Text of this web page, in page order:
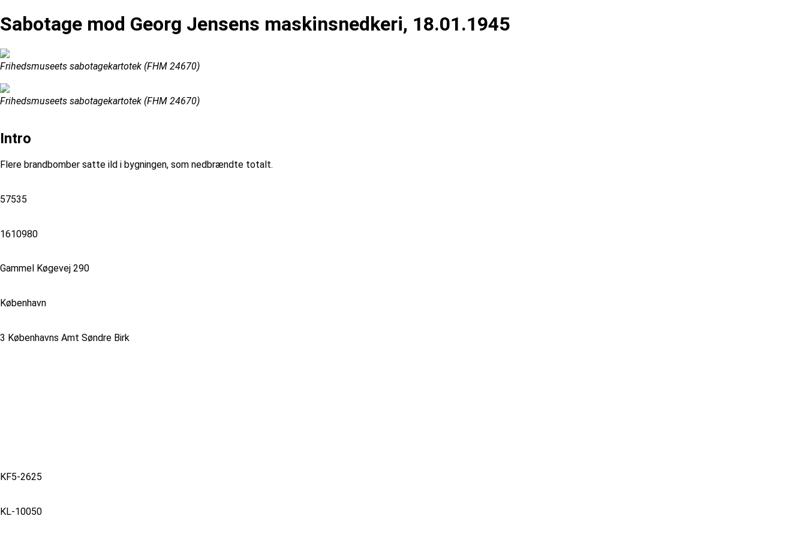
Sabotage mod Georg Jensens maskinsnedkeri, 18.01.1945
Frihedsmuseets sabotagekartotek (FHM 24670)
Frihedsmuseets sabotagekartotek (FHM 24670)
Intro
Flere brandbomber satte ild i bygningen, som nedbrændte totalt.
57535
1610980
Gammel Køgevej 290
København
3 Københavns Amt Søndre Birk
KF5-2625
KL-10050